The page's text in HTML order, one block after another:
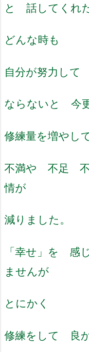
と 話してくれ
どんな時も
自分が努力し
ならないと 今
修練量を増やし
不満や 不足
情が
減りました。
「幸せ」を 感
ませんが
とにかく
修練をして 良か